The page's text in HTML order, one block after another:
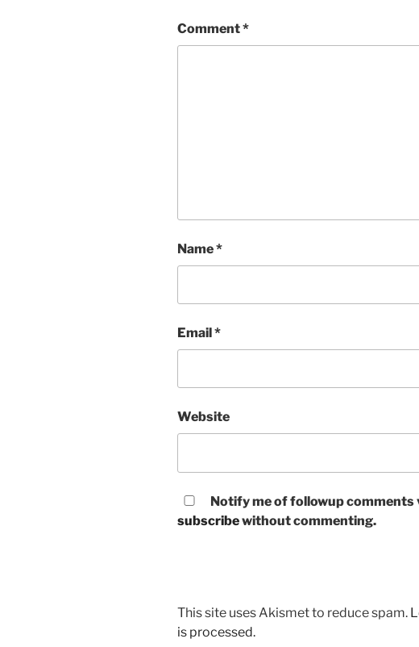
Comment*
Name*
Email*
Website
Notify me of followup comments
subscribewithout commenting.
This site uses Akismet to reduce spam.
is processed.